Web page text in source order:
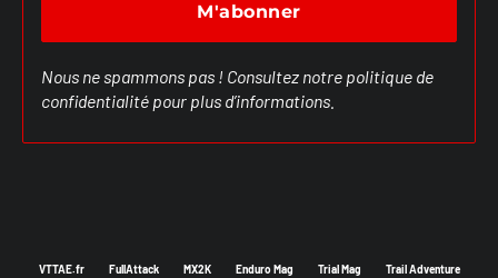
Nous ne spammons pas ! Consultez notre politique de
confidentialité pour plus d’informations.
VTTAE.fr FullAttack MX2K Enduro Mag Trial Mag Trail Adventure